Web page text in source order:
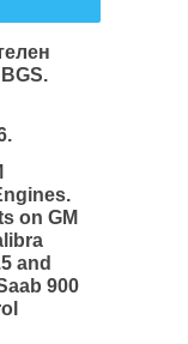
on GM
and
900